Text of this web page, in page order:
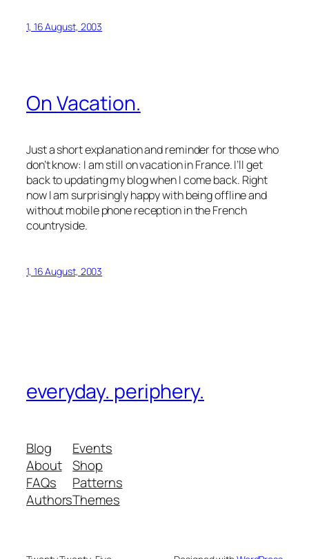
1, 16 August, 2003
On Vacation.
Just a short explanation and reminder for those who
don’t know: I am still on vacation in France. I’ll get
back to updating my blog when I come back. Right
now I am surprisingly happy with being offline and
without mobile phone reception in the French
countryside.
1, 16 August, 2003
everyday. periphery.
Blog
About
FAQs
Authors
Events
Shop
Patterns
Themes